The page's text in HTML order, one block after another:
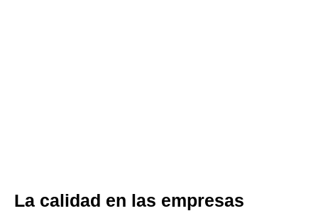
La calidad en las empresas